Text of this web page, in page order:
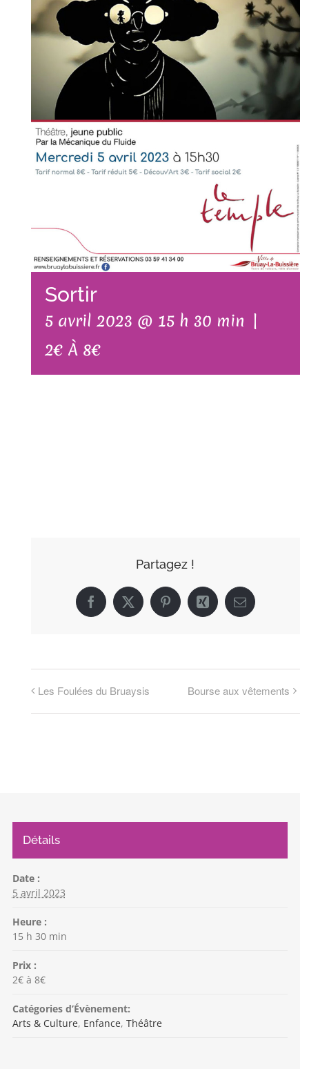
Sortir
5 avril 2023 @ 15 h 30 min |
2€ À 8€
Partagez !
Facebook
X PinterestXing Email
Les Foulées du Bruaysis Bourse aux vêtements
Détails
Date :
5 avril 2023
Heure :
15 h 30 min
Prix :
2€ à 8€
Catégories d’Évènement:
Arts & Culture, Enfance, Théâtre